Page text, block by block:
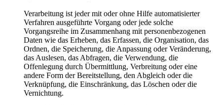
Verarbeitung ist jeder mit oder ohne Hilfe automatisierter
Verfahren ausgeführte Vorgang oder jede solche
Vorgangsreihe im Zusammenhang mit personenbezogenen
Daten wie das Erheben, das Erfassen, die Organisation, das
Ordnen, die Speicherung, die Anpassung oder Veränderung,
das Auslesen, das Abfragen, die Verwendung, die
Offenlegung durch Übermittlung, Verbreitung oder eine
andere Form der Bereitstellung, den Abgleich oder die
Verknüpfung, die Einschränkung, das Löschen oder die
Vernichtung.